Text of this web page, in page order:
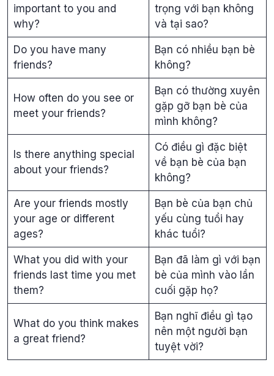
important to you and
why?
trọng với bạn không
và tại sao?
Do you have many
friends?
Bạn có nhiều bạn bè
không?
How often do you see or
meet your friends?
Bạn có thường xuyên
gặp gỡ bạn bè của
mình không?
Is there anything special
about your friends?
Có điều gì đặc biệt
về bạn bè của bạn
không?
Are your friends mostly
your age or different
ages?
Bạn bè của bạn chủ
yếu cùng tuổi hay
khác tuổi?
What you did with your
friends last time you met
them?
Bạn đã làm gì với bạn
bè của mình vào lần
cuối gặp họ?
What do you think makes
a great friend?
Bạn nghĩ điều gì tạo
nên một người bạn
tuyệt vời?